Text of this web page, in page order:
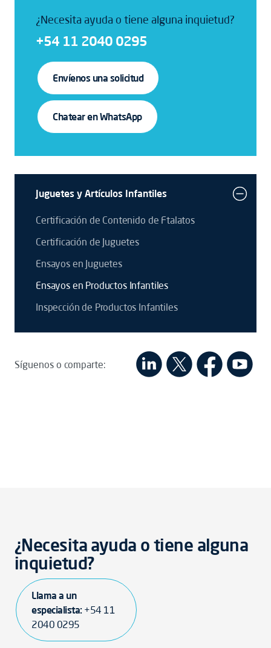
¿Necesita ayuda o tiene alguna inquietud?
+54 11 2040 0295
Envíenos una solicitud
Chatear en WhatsApp
Juguetes y Artículos Infantiles
Certificación de Contenido de Ftalatos
Certificación de Juguetes
Ensayos en Juguetes
Ensayos en Productos Infantiles
Inspección de Productos Infantiles
Síguenos o comparte:
¿Necesita ayuda o tiene alguna
inquietud?
Llama a un
especialista: +54 11
2040 0295